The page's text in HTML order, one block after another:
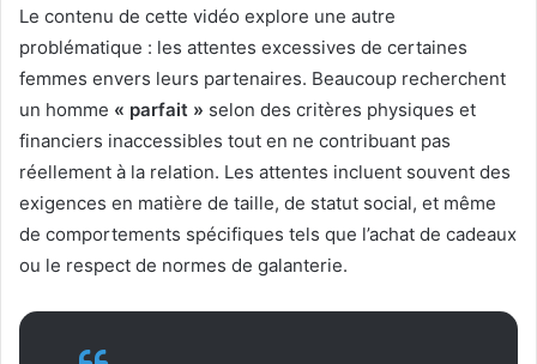
Le contenu de cette vidéo explore une autre
problématique : les attentes excessives de certaines
femmes envers leurs partenaires. Beaucoup recherchent
un homme « parfait » selon des critères physiques et
financiers inaccessibles tout en ne contribuant pas
réellement à la relation. Les attentes incluent souvent des
exigences en matière de taille, de statut social, et même
de comportements spécifiques tels que l’achat de cadeaux
ou le respect de normes de galanterie.